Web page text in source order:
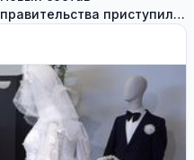
правительства приступил к